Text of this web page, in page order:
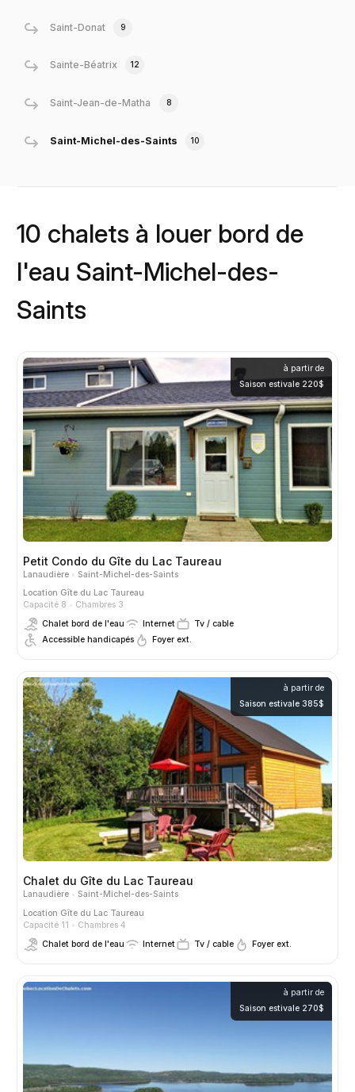
Saint-Donat 9
Sainte-Béatrix 12
Saint-Jean-de-Matha 8
Saint-Michel-des-Saints 10
10 chalets à louer bord de
l'eau Saint-Michel-des-
Saints
à partir de
Saison estivale 220$
Petit Condo du Gîte du Lac Taureau
Lanaudière
Saint-Michel-des-Saints
Location Gîte du Lac Taureau
Capacité 8
Chambres 3
Chalet bord de l'eau
Internet
Tv / cable
Accessible handicapés
Foyer ext.
à partir de
Saison estivale 385$
Chalet du Gîte du Lac Taureau
Lanaudière
Saint-Michel-des-Saints
Location Gîte du Lac Taureau
Capacité 11
Chambres 4
Chalet bord de l'eau
Internet Tv / cable Foyer ext.
à partir de
Saison estivale 270$